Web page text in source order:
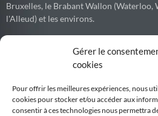
Gérer le
cookies
Pour offrir les meilleures expériences, nous
cookies pour stocker et/ou accéder aux
consentir à ces technologies nous permettra
Bruxelles, le Brabant Wallon (Waterloo,
l'Alleud) et les environs.
Débouchage express de canalisations et
Voir sur